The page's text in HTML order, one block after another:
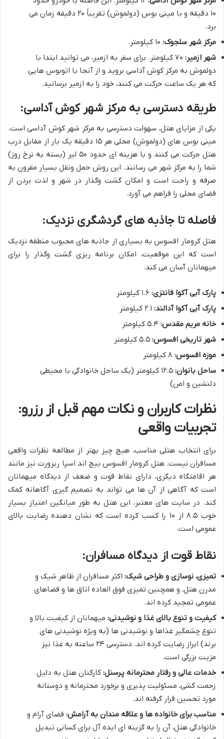
۱۰ دقیقه و با مینی بوس (دولموش) تقریباً ۲۰ دقیقه زمان می
برد.
مرکز شهر سلجوک:
شهر ازمیر:
۷۰ کیلومتر. برای سفر به ازمیر، می توانید ابتدا با
دولموش به مرکز کوش آداسی بروید و از آنجا با اتوبوس هایی
که هر یک ساعت حرکت می کنند، خود را به ازمیر برسانید.
طریقه دسترسی به مرکز شهر کوش آداسی:
یکی از مزایای هتل، سهولت دسترسی به مرکز شهر کوش آداسی است.
مینی بوس های (دولموش) محلی هر ۱۵ دقیقه یک بار از مقابل درب
هتل حرکت می کنند و با هزینه ای حدود ۵۰ لیر (بسته به نرخ روز)
شما را به مرکز شهر می رسانند. این روش حمل ونقل بسیار مقرون به
صرفه و راحت است و امکان گشت وگذار در شهر و لذت بردن از
فضای محلی را فراهم می آورد.
فاصله تا جاذبه های گردشگری نزدیک:
هتل کرومار افسوس به بسیاری از جاذبه های محبوب منطقه نزدیک
است که این موقعیت، امکان برنامه ریزی گشت وگذار را برای
میهمانان آسان می کند.
پارک آبی آکوا فانتزی:
پارک آبی آکوا آدالند:
خانه مریم مقدس:
شهر تاریخی افسوس:
موزه افسوس:
ساحل بانوان:
۱۲.۵ کیلومتر (یک ساحل خانوادگی با محیطی
دلنشین و امن)
نظرات کاربران و نکات مهم قبل از رزرو:
تجربیات واقعی
برای انتخاب هتلی مناسب، هیچ چیز بهتر از مطالعه نظرات واقعی
مسافران نیست. هتل کرومار افسوس بیچ اند اسپا ریزورت نیز مانند
هر اقامتگاه دیگری، دارای نقاط قوت و ضعف از دیدگاه میهمانان
است که آگاهی از آن ها می تواند به تصمیم گیری آگاهانه کمک
کند. در سایت های معتبر، این هتل به طور میانگین امتیاز بسیار
خوب ۸.۵ از ۱۰ را کسب کرده است که نشان دهنده رضایت بالای
عمومی است.
نقاط قوت از دیدگاه مسافران:
تمیزی، نوسازی و طراحی شیک: اکثر مسافران از ظاهر شیک و
مدرن هتل، و همچنین تمیزی فوق العاده اتاق ها و فضاهای
عمومی تمجید کرده اند.
کیفیت و تنوع بالای غذا و نوشیدنی: میهمانان از کیفیت بالا و
تنوع چشمگیر غذاها و نوشیدنی ها (به ویژه نوشیدنی های
برند) ابراز رضایت کرده اند. دسترسی ۲۴ ساعته به غذا نیز
مزیت بزرگی است.
خدمات عالی و رفتار محترمانه پرسنل: کارکنان هتل به دلیل
زحمت کشی، مسئولیت پذیری و برخورد محترمانه و دوستانه
مورد تحسین قرار گرفته اند.
مناسب برای خانواده ها و علاقه مندان به آرامش: فضای آرام و
خانوادگی هتل، آن را به گزینه ای ایده آل برای کسانی تبدیل